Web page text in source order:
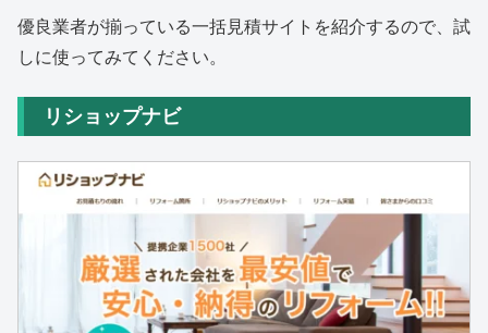
優良業者が揃っている一括見積サイトを紹介するので、試
しに使ってみてください。
リショップナビ